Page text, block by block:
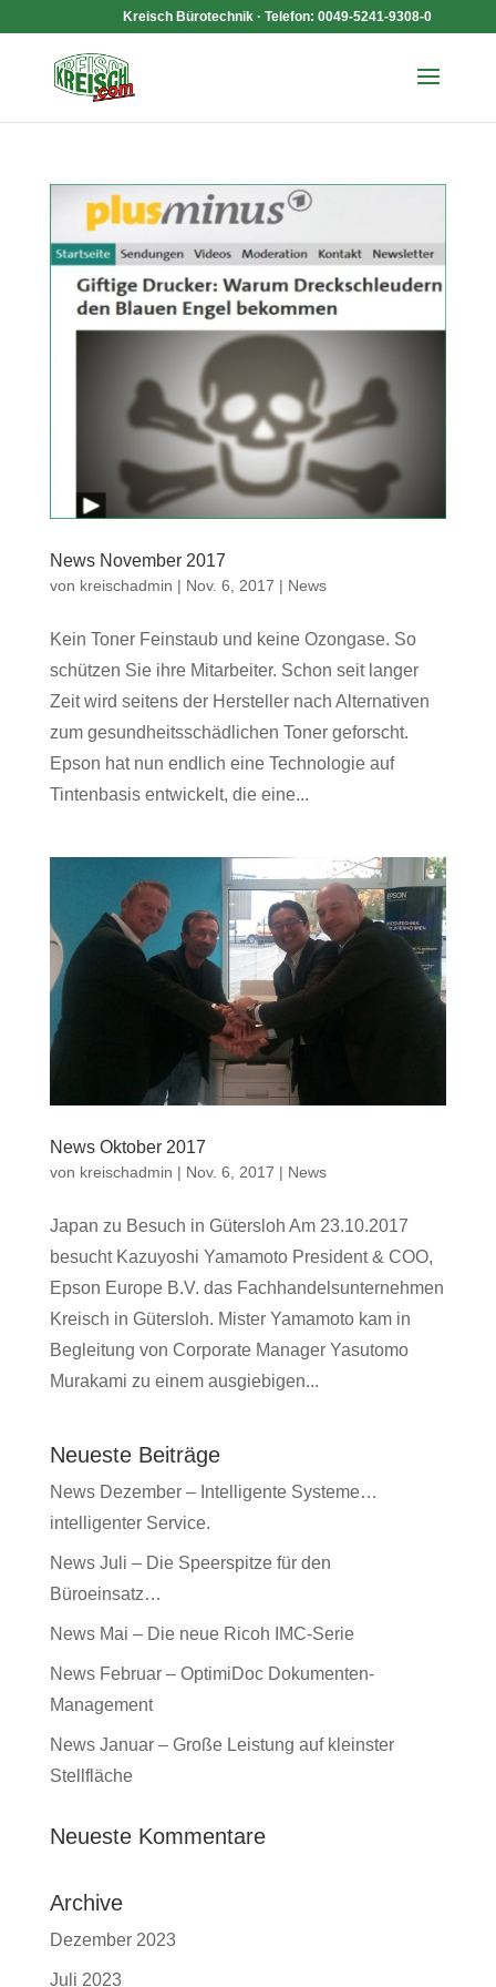
Kreisch Bürotechnik · Telefon: 0049-5241-9308-0
News November 2017
von kreischadmin | Nov. 6, 2017 | News
Kein Toner Feinstaub und keine Ozongase. So
schützen Sie ihre Mitarbeiter. Schon seit langer
Zeit wird seitens der Hersteller nach Alternativen
zum gesundheitsschädlichen Toner geforscht.
Epson hat nun endlich eine Technologie auf
Tintenbasis entwickelt, die eine...
News Oktober 2017
von kreischadmin | Nov. 6, 2017 | News
Japan zu Besuch in Gütersloh Am 23.10.2017
besucht Kazuyoshi Yamamoto President & COO,
Epson Europe B.V. das Fachhandelsunternehmen
Kreisch in Gütersloh. Mister Yamamoto kam in
Begleitung von Corporate Manager Yasutomo
Murakami zu einem ausgiebigen...
Neueste Beiträge
News Dezember – Intelligente Systeme…
intelligenter Service.
News Juli – Die Speerspitze für den
Büroeinsatz…
News Mai – Die neue Ricoh IMC-Serie
News Februar – OptimiDoc Dokumenten-
Management
News Januar – Große Leistung auf kleinster
Stellfläche
Neueste Kommentare
Archive
Dezember 2023
Juli 2023